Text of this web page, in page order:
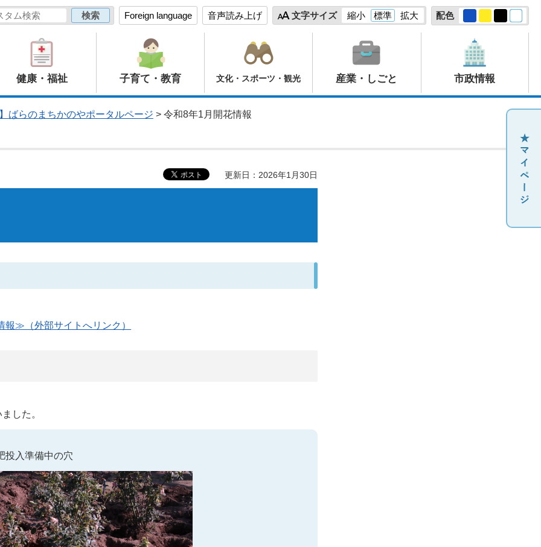
Foreign language 音声読み上げ 文字サイズ 縮小 標準 拡大 配色
健康・福祉 子育て・教育 文化・スポーツ・観光 産業・しごと 市政情報
ばらのまちかのやポータルページ > 令和8年1月開花情報
更新日：2026年1月30日
≫（外部サイトへリンク）
した。
投入準備中の穴